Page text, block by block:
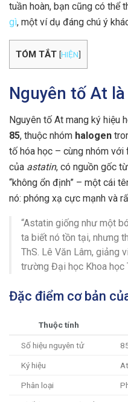
tuần hoàn, bạn cũng có thể
gì, một ví dụ đáng chú ý
TÓM TẮT [HIỆN]
Nguyên tố At
Nguyên tố At mang ký hiệu
85, thuộc nhóm halogen
tố hóa học – cùng nhóm với
của astatin, có nguồn gốc
“không ổn định” – một cái
nó: phóng xạ cực mạnh và
“Astatin giống như một
ta biết nó tồn tại, nhưng
ThS. Lê Văn Lâm, giảng
trường Đại học Khoa học
Đặc điểm cơ bản
Thuộc tính
Số hiệu nguyên tử
Ký hiệu At
Phân loại